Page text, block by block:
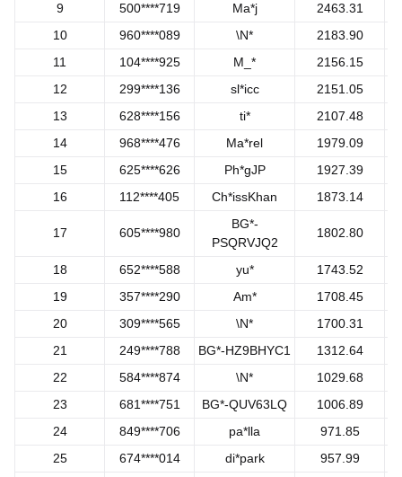
9 500****719 Ma*j
2463.31
10
960****089 \N*
2183.90
11
104****925 M_*
2156.15
12
299****136 sl*icc
2151.05
13
628****156 ti*
2107.48
14
968****476 Ma*rel
1979.09
15
625****626 Ph*gJP
1927.39
16
112****405 Ch*issKhan 1873.14
17 605****980
BG*-
PSQRVJQ2
1802.80
18 652****588 yu*
1743.52
19
357****290 Am*
1708.45
20
309****565 \N*
1700.31
21
249****788 BG*-HZ9BHYC1
1312.64
22
584****874 \N*
1029.68
23
681****751 BG*-QUV63LQ
1006.89
24
849****706 pa*lla
971.85
25
674****014 di*park
957.99